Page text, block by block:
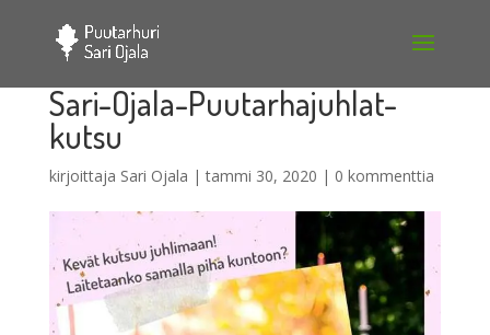
Sari-Ojala-Puutarhajuhlat-
kutsu
kirjoittaja Sari Ojala |tammi 30, 2020 | 0 kommenttia